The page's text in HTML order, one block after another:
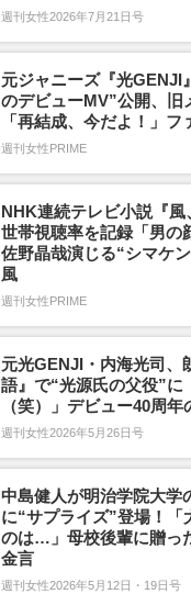
週刊女性2026年7月21日号
元ジャニーズ『光GENJI
のデビューMV”公開、旧
「再結成、今だよ！」フ
週刊女性PRIME
NHK連続テレビ小説『風
世帯視聴率を記録「男の
佐野晶哉演じる“シマケ
風
週刊女性PRIME
元光GENJI・内海光司、
語』で“光源氏の父役”に
（笑）」デビュー40周
週刊女性2026年5月26日号
中島健人が明治学院大学
に“サプライズ”登場！「
のは…」母校後輩に贈っ
金言
週刊女性2026年5月12日・19日号